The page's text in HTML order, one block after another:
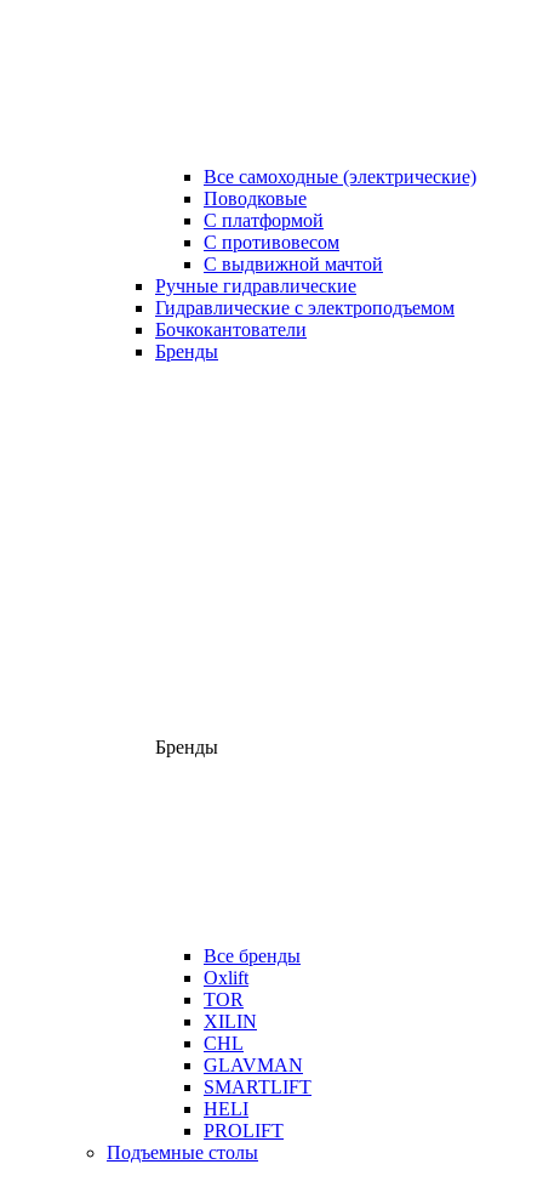
Все самоходные (электрические)
Поводковые
С платформой
С противовесом
С выдвижной мачтой
Ручные гидравлические
Гидравлические с электроподъемом
Бочкокантователи
Бренды
Бренды
Все бренды
Oxlift
TOR
XILIN
CHL
GLAVMAN
SMARTLIFT
HELI
PROLIFT
Подъемные столы